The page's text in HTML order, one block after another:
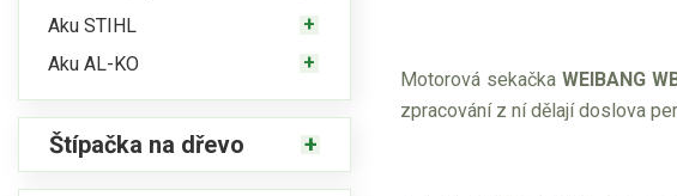
Aku STIHL
Aku AL-KO
Štípačka na dřevo
Motorová sekačkaWEIBANG
zpracování z ní dělají doslova